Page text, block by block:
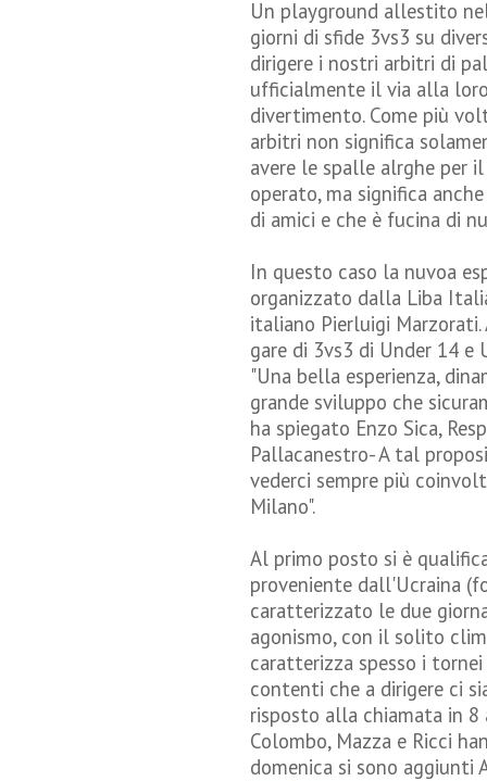
Un playground allestito
giorni di sfide 3vs3 su
dirigere i nostri arbitri di
ufficialmente il via alla
divertimento. Come più
arbitri non significa
avere le spalle alrghe per
operato, ma significa
di amici e che è fucina di
In questo caso la nuvoa
organizzato dalla Liba
italiano Pierluigi
gare di 3vs3 di Under 14 e
"Una bella esperienza,
grande sviluppo che
ha spiegato Enzo Sica,
Pallacanestro- A tal
vederci sempre più
Milano".
Al primo posto si è
proveniente dall'Ucraina
caratterizzato le due
agonismo, con il solito
caratterizza spesso i
contenti che a dirigere ci
risposto alla chiamata in 8
Colombo, Mazza e Ricci
domenica si sono aggiunti